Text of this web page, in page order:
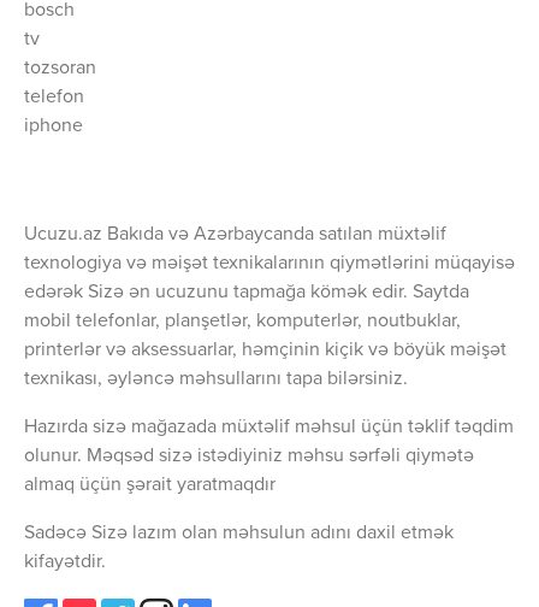
bosch
tv
tozsoran
telefon
iphone
Ucuzu.az Bakıda və Azərbaycanda satılan müxtəlif
texnologiya və məişət texnikalarının qiymətlərini müqayisə
edərək Sizə ən ucuzunu tapmağa kömək edir. Saytda
mobil telefonlar, planşetlər, komputerlər, noutbuklar,
printerlər və aksessuarlar, həmçinin kiçik və böyük məişət
texnikası, əyləncə məhsullarını tapa bilərsiniz.
Hazırda sizə mağazada müxtəlif məhsul üçün təklif təqdim
olunur. Məqsəd sizə istədiyiniz məhsu sərfəli qiymətə
almaq üçün şərait yaratmaqdır
Sadəcə Sizə lazım olan məhsulun adını daxil etmək
kifayətdir.